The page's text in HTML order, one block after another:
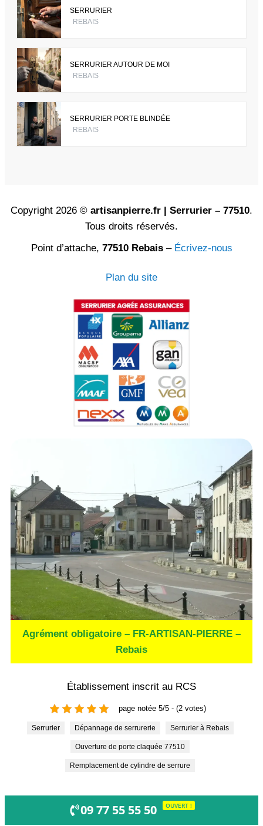
SERRURIER
REBAIS
SERRURIER AUTOUR DE MOI
REBAIS
SERRURIER PORTE BLINDÉE
REBAIS
Copyright 2026 © artisanpierre.fr | Serrurier – 77510.
Tous droits réservés.
Point d’attache, 77510 Rebais– Écrivez-nous
Plan du site
Agrément obligatoire – FR-ARTISAN-PIERRE –
Rebais
Établissement inscrit au RCS
page notée 5/5 - (2 votes)
Serrurier Dépannage de serrurerie Serrurier à Rebais
Ouverture de porte claquée 77510
Remplacement de cylindre de serrure
09 77 55 55 50 OUVERT !